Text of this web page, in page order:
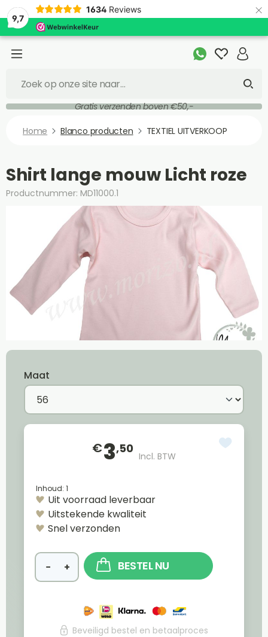
9,7
1634 Reviews ×
Gratis verzenden boven €50,-
Home Blanco producten TEXTIEL UITVERKOOP
Shirt lange mouw Licht roze
Productnummer: MD11000.1
Maat
€3,50
Incl. BTW
Inhoud: 1
Uit voorraad leverbaar
Uitstekende kwaliteit
Snel verzonden
− + BESTEL NU
Beveiligd bestel en betaalproces